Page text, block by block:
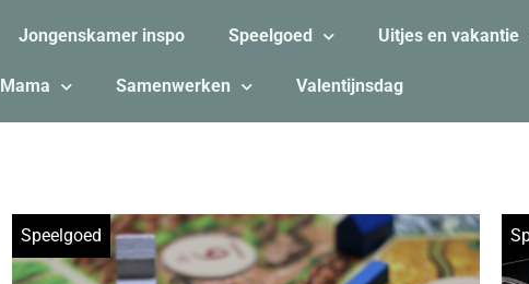
Jongenskamer inspo Speelgoed Uitjes en vakantie
Mama Samenwerken Valentijnsdag
Speelgoed